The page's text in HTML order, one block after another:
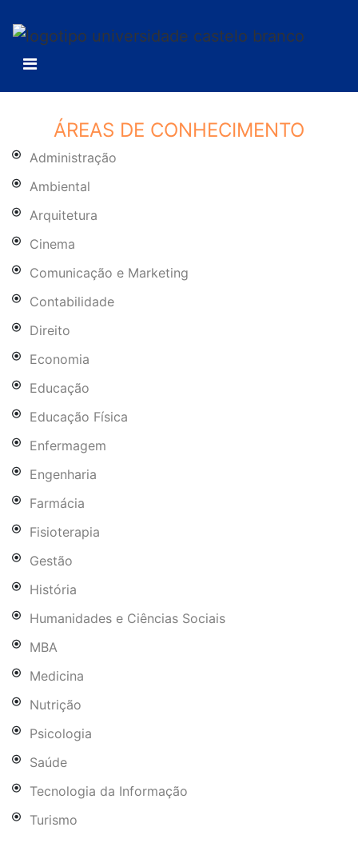
ÁREAS DE CONHECIMENTO
Administração
Ambiental
Arquitetura
Cinema
Comunicação e Marketing
Contabilidade
Direito
Economia
Educação
Educação Física
Enfermagem
Engenharia
Farmácia
Fisioterapia
Gestão
História
Humanidades e Ciências Sociais
MBA
Medicina
Nutrição
Psicologia
Saúde
Tecnologia da Informação
Turismo